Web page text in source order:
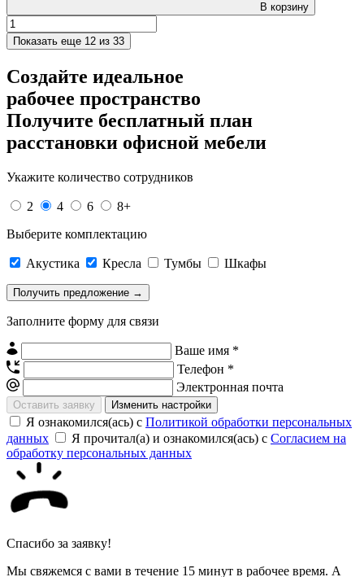
В корзину
Показать еще 12 из 33
Создайте идеальное
рабочее пространство
Получите бесплатный план
расстановки офисной мебели
Укажите количество сотрудников
2 4 6
8+
Выберите комплектацию
Акустика Кресла Тумбы Шкафы
Заполните форму для связи
Ваше имя *
Телефон *
Электронная почта
Изменить настройки
Я ознакомился(ась) с Политикой обработки персональных
данных
Я прочитал(а) и ознакомился(ась) с Согласием на
обработку персональных данных
Спасибо за заявку!
Мы свяжемся с вами в течение 15 минут в рабочее время. А